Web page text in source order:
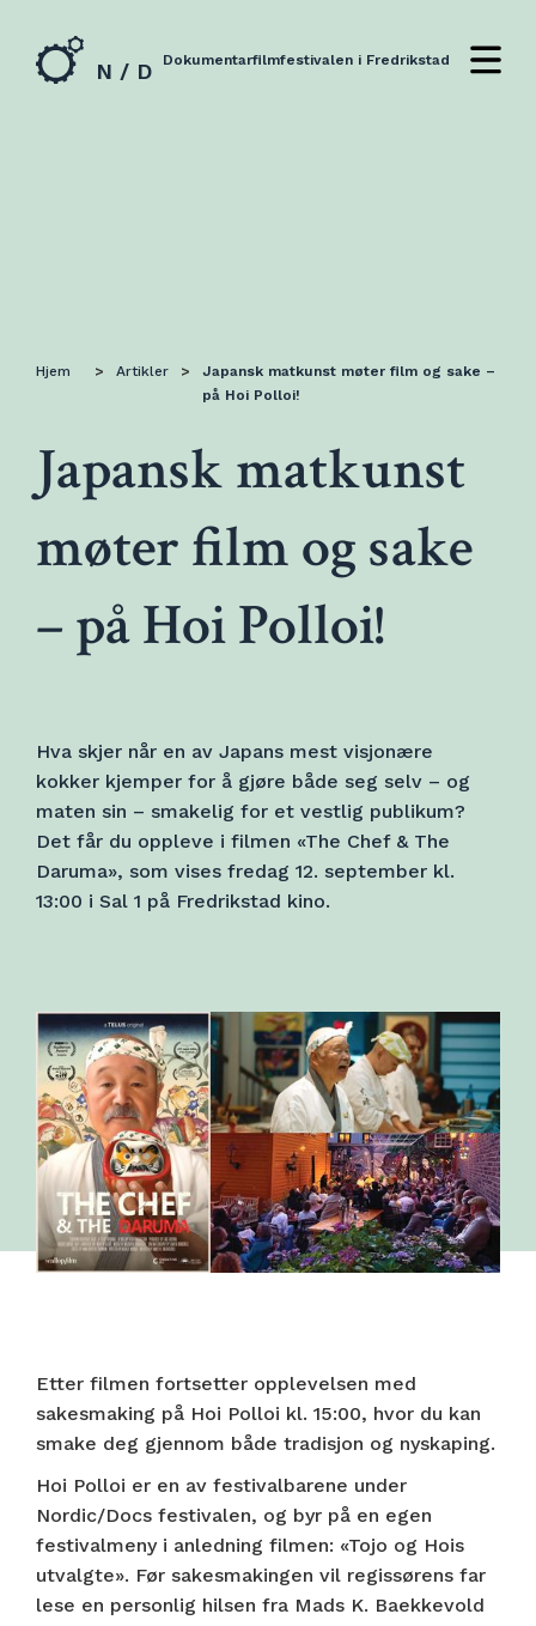
N / D Dokumentarfilmfestivalen i Fredrikstad
Hjem > Artikler >
Japansk matkunst møter film og sake –
på Hoi Polloi!
Japansk matkunst
møter film og sake
– på Hoi Polloi!
Hva skjer når en av Japans mest visjonære
kokker kjemper for å gjøre både seg selv – og
maten sin – smakelig for et vestlig publikum?
Det får du oppleve i filmen «The Chef & The
Daruma», som vises fredag 12. september kl.
13:00 i Sal 1 på Fredrikstad kino.
Etter filmen fortsetter opplevelsen med
sakesmaking på Hoi Polloi kl. 15:00, hvor du kan
smake deg gjennom både tradisjon og nyskaping.
Hoi Polloi er en av festivalbarene under
Nordic/Docs festivalen, og byr på en egen
festivalmeny i anledning filmen: «Tojo og Hois
utvalgte». Før sakesmakingen vil regissørens far
lese en personlig hilsen fra Mads K. Baekkevold